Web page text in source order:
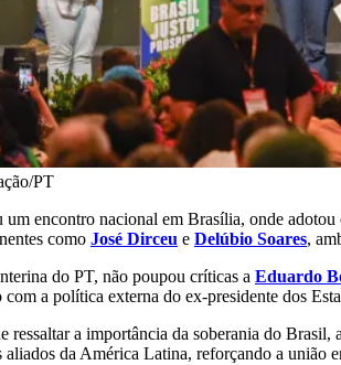
PT
encontro nacional em Brasília, onde
como José Dirceu e Delúbio Soares,
do PT, não poupou críticas a Eduardo
a política externa do ex-presidente dos
ressaltar a importância da soberania do
aliados da América Latina, reforçando a união